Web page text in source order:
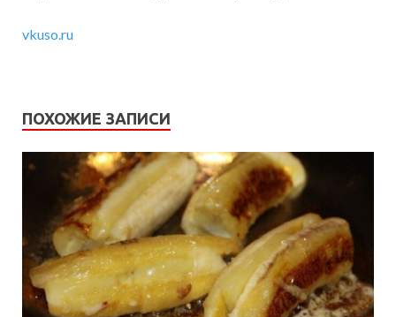
vkuso.ru
ПОХОЖИЕ ЗАПИСИ